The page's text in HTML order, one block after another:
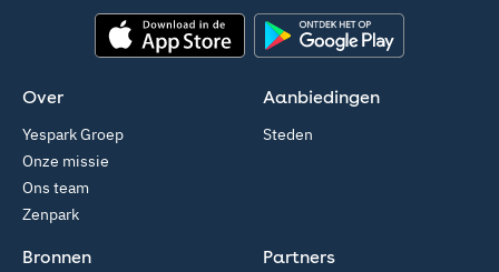
Over
Yespark Groep
Onze missie
Ons team
Zenpark
Aanbiedingen
Steden
Partners
Bronnen